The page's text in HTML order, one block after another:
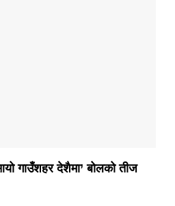
गाउँशहर देशैमा’ बोलको तीज